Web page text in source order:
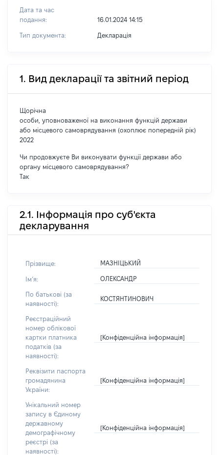
Дата та час
подання:
16.01.2024 14:15
Тип документа: Декларація
1. Вид декларації та звітний період
Щорічна
особи, уповноваженої на виконання функцій держави
або місцевого самоврядування (охоплює попередній рік)
2022
Чи продовжуєте Ви виконувати функції держави або
органу місцевого самоврядування?
Так
2.1. Інформація про суб'єкта
декларування
Прізвище: МАЗНІЦЬКИЙ
Імʼя: ОЛЕКСАНДР
По батькові (за
наявності):
КОСТЯНТИНОВИЧ
Реєстраційний
номер облікової
картки платника
податків (за
наявності):
[Конфіденційна інформація]
Реквізити паспорта
громадянина
України:
[Конфіденційна інформація]
Унікальний номер
запису в Єдиному
державному
демографічному
реєстрі (за
наявності):
[Конфіденційна інформація]